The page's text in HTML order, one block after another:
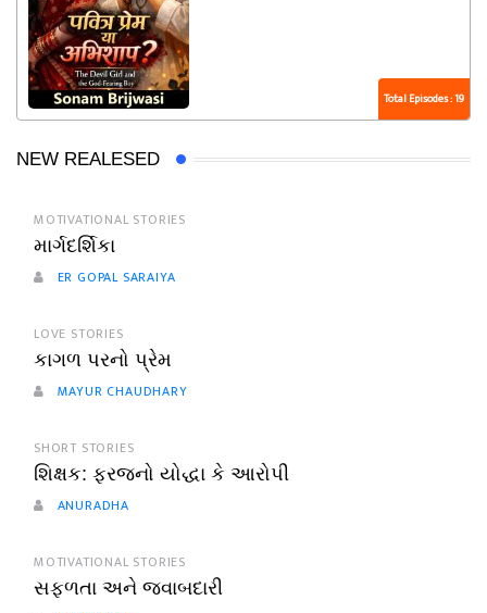
Total Episodes : 19
NEW REALESED
MOTIVATIONAL STORIES
માર્ગદર્શિકા
ER GOPAL SARAIYA
LOVE STORIES
કાગળ પરનો પ્રેમ
MAYUR CHAUDHARY
SHORT STORIES
શિક્ષક: ફરજનો યોદ્ધા કે આરોપી
ANURADHA
MOTIVATIONAL STORIES
સફળતા અને જવાબદારી